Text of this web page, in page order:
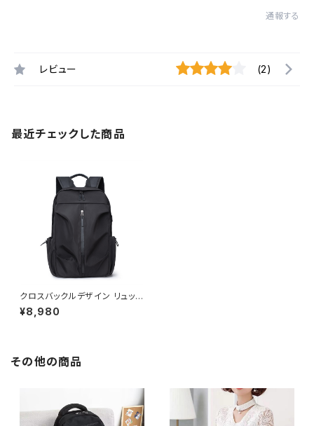
通報する
レビュー (2)
最近チェックした商品
クロスバックルデザイン リュック
バックパック デイパック メンズ
レディース 男女兼用 大容量 軽
ズ K-B0261
¥8,980
その他の商品